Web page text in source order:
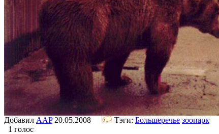
Добавил AAP20.05.2008 Тэги: Большеречье зоопарк
1 голос